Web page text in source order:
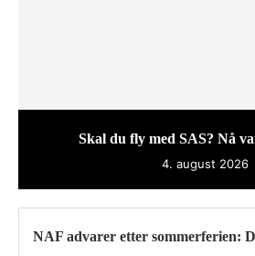
Skal du fly med SAS? Nå
4. august 2026
NAF advarer etter sommerferien: